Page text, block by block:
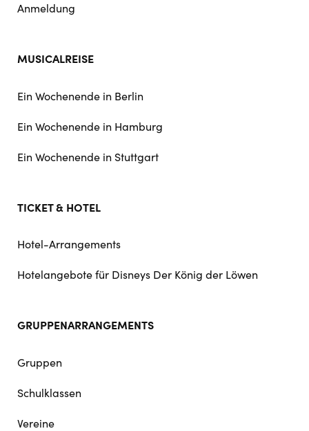
Anmeldung
MUSICALREISE
Ein Wochenende in Berlin
Ein Wochenende in Hamburg
Ein Wochenende in Stuttgart
TICKET & HOTEL
Hotel-Arrangements
Hotelangebote für Disneys Der König der Löwen
GRUPPENARRANGEMENTS
Gruppen
Schulklassen
Vereine